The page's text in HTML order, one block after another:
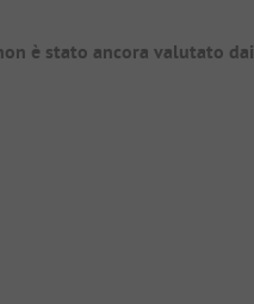
del campeggio
è stato ancora valutato dai